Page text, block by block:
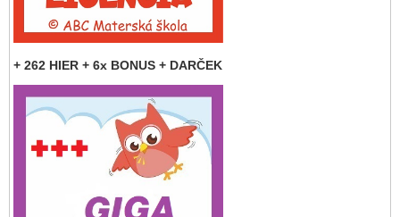
+ 262 HIER + 6x BONUS + DARČEK